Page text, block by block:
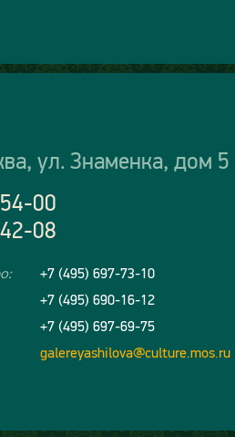
ул. Знаменка, дом 5
00
08
+7 (495) 697-73-10
+7 (495) 690-16-12
+7 (495) 697-69-75
galereyashilova@culture.mos.ru